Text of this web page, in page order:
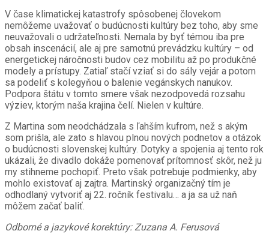
V čase klimatickej katastrofy spôsobenej človekom
nemôžeme uvažovať o budúcnosti kultúry bez toho, aby sme
neuvažovali o udržateľnosti. Nemala by byť témou iba pre
obsah inscenácií, ale aj pre samotnú prevádzku kultúry – od
energetickej náročnosti budov cez mobilitu až po produkčné
modely a prístupy. Zatiaľ stačí vziať si do sály vejár a potom
sa podeliť s kolegyňou o balenie vegánskych nanukov.
Podpora štátu v tomto smere však nezodpovedá rozsahu
výziev, ktorým naša krajina čelí. Nielen v kultúre.
Z Martina som neodchádzala s ľahším kufrom, než s akým
som prišla, ale zato s hlavou plnou nových podnetov a otázok
o budúcnosti slovenskej kultúry. Dotyky a spojenia aj tento rok
ukázali, že divadlo dokáže pomenovať prítomnosť skôr, než ju
my stihneme pochopiť. Preto však potrebuje podmienky, aby
mohlo existovať aj zajtra. Martinský organizačný tím je
odhodlaný vytvoriť aj 22. ročník festivalu… a ja sa už naň
môžem začať baliť.
Odborné a jazykové korektúry: Zuzana A. Ferusová